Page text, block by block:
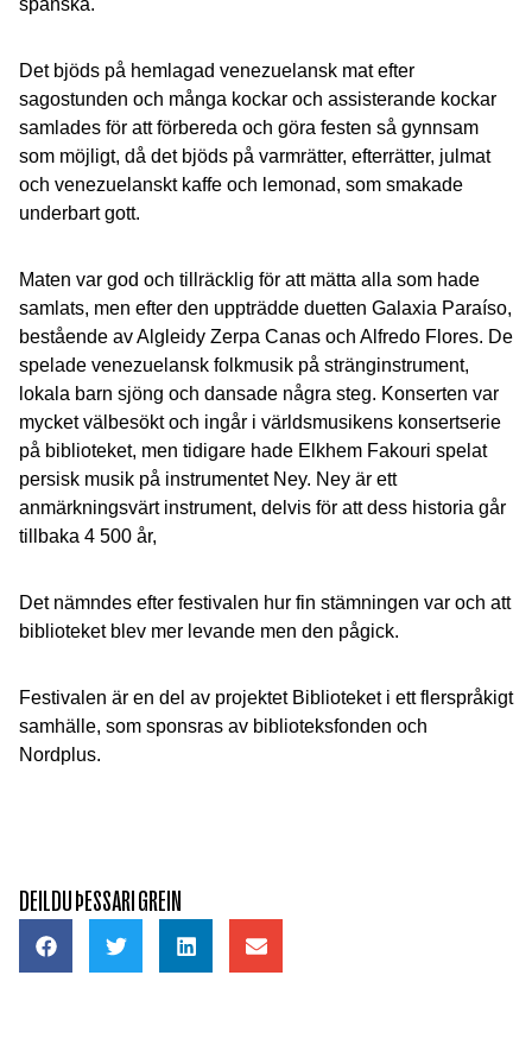
spanska.
Det bjöds på hemlagad venezuelansk mat efter
sagostunden och många kockar och assisterande kockar
samlades för att förbereda och göra festen så gynnsam
som möjligt, då det bjöds på varmrätter, efterrätter, julmat
och venezuelanskt kaffe och lemonad, som smakade
underbart gott.
Maten var god och tillräcklig för att mätta alla som hade
samlats, men efter den uppträdde duetten Galaxia Paraíso,
bestående av Algleidy Zerpa Canas och Alfredo Flores. De
spelade venezuelansk folkmusik på stränginstrument,
lokala barn sjöng och dansade några steg. Konserten var
mycket välbesökt och ingår i världsmusikens konsertserie
på biblioteket, men tidigare hade Elkhem Fakouri spelat
persisk musik på instrumentet Ney. Ney är ett
anmärkningsvärt instrument, delvis för att dess historia går
tillbaka 4 500 år,
Det nämndes efter festivalen hur fin stämningen var och att
biblioteket blev mer levande men den pågick.
Festivalen är en del av projektet Biblioteket i ett flerspråkigt
samhälle, som sponsras av biblioteksfonden och
Nordplus.
DEILDU ÞESSARI GREIN